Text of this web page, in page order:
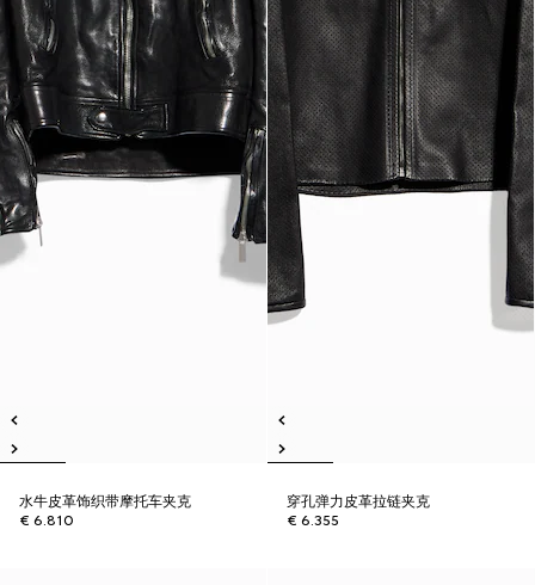
水牛皮革饰织带摩托车夹克
€ 6.810
穿孔弹力皮革拉链夹克
€ 6.355